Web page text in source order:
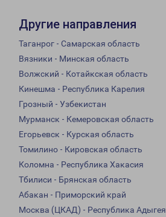
Другие направления
Таганрог - Самарская область
Вязники - Минская область
Волжский - Котайкская область
Кинешма - Республика Карелия
Грозный - Узбекистан
Мурманск - Кемеровская область
Егорьевск - Курская область
Томилино - Кировская область
Коломна - Республика Хакасия
Тбилиси - Брянская область
Абакан - Приморский край
Москва (ЦКАД) - Республика Адыгея